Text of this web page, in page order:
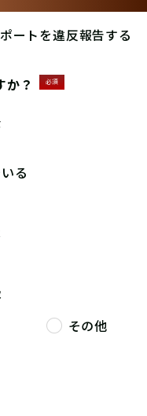
ートを違反報告する
か？ 必須
る
その他